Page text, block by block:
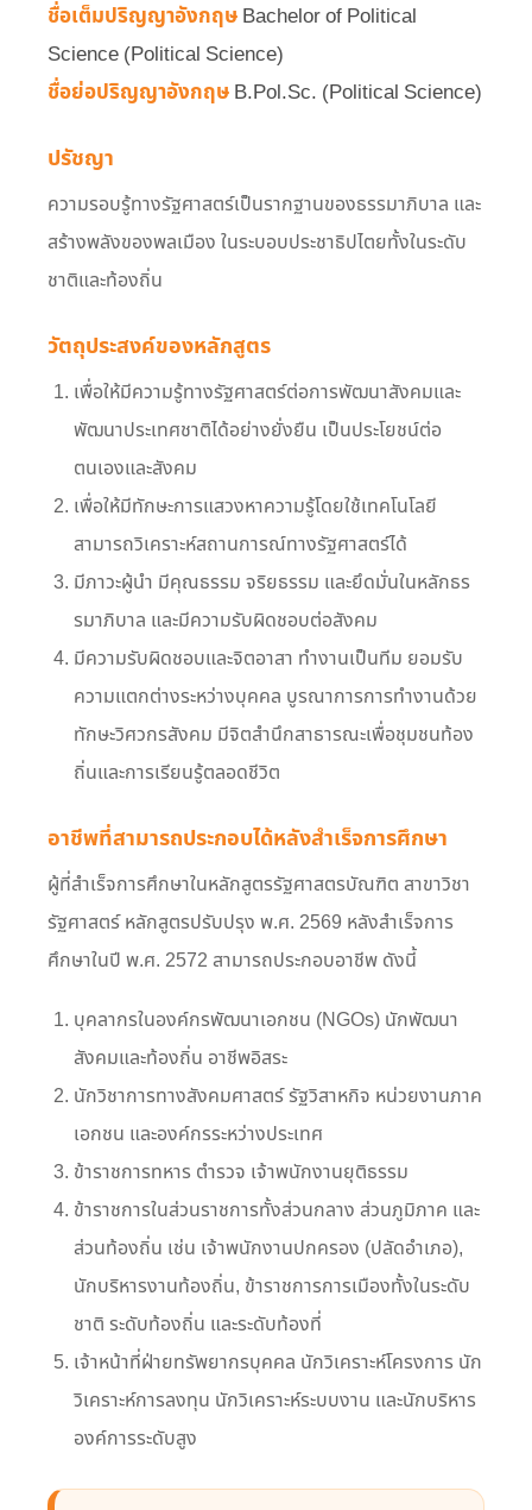
ชื่อเต็มปริญญาอังกฤษBachelor of Political
Science (Political Science)
ชื่อย่อปริญญาอังกฤษB.Pol.Sc. (Political Science)
ปรัชญา
ความรอบรู้ทางรัฐศาสตร์เป็นรากฐานของธรรมาภิบาล และ
สร้างพลังของพลเมือง ในระบอบประชาธิปไตยทั้งในระดับ
ชาติและท้องถิ่น
วัตถุประสงค์ของหลักสูตร
เพื่อให้มีความรู้ทางรัฐศาสตร์ต่อการพัฒนาสังคมและ
พัฒนาประเทศชาติได้อย่างยั่งยืน เป็นประโยชน์ต่อ
ตนเองและสังคม
เพื่อให้มีทักษะการแสวงหาความรู้โดยใช้เทคโนโลยี
สามารถวิเคราะห์สถานการณ์ทางรัฐศาสตร์ได้
มีภาวะผู้นำ มีคุณธรรม จริยธรรม และยึดมั่นในหลักธร
รมาภิบาล และมีความรับผิดชอบต่อสังคม
มีความรับผิดชอบและจิตอาสา ทำงานเป็นทีม ยอมรับ
ความแตกต่างระหว่างบุคคล บูรณาการการทำงานด้วย
ทักษะวิศวกรสังคม มีจิตสำนึกสาธารณะเพื่อชุมชนท้อง
ถิ่นและการเรียนรู้ตลอดชีวิต
อาชีพที่สามารถประกอบได้หลังสำเร็จการศึกษา
ผู้ที่สำเร็จการศึกษาในหลักสูตรรัฐศาสตรบัณฑิต สาขาวิชา
รัฐศาสตร์ หลักสูตรปรับปรุง พ.ศ. 2569 หลังสำเร็จการ
ศึกษาในปี พ.ศ. 2572 สามารถประกอบอาชีพ ดังนี้
บุคลากรในองค์กรพัฒนาเอกชน (NGOs) นักพัฒนา
สังคมและท้องถิ่น อาชีพอิสระ
นักวิชาการทางสังคมศาสตร์ รัฐวิสาหกิจ หน่วยงานภาค
เอกชน และองค์กรระหว่างประเทศ
ข้าราชการทหาร ตำรวจ เจ้าพนักงานยุติธรรม
ข้าราชการในส่วนราชการทั้งส่วนกลาง ส่วนภูมิภาค และ
ส่วนท้องถิ่น เช่น เจ้าพนักงานปกครอง (ปลัดอำเภอ),
นักบริหารงานท้องถิ่น, ข้าราชการการเมืองทั้งในระดับ
ชาติ ระดับท้องถิ่น และระดับท้องที่
เจ้าหน้าที่ฝ่ายทรัพยากรบุคคล นักวิเคราะห์โครงการ นัก
วิเคราะห์การลงทุน นักวิเคราะห์ระบบงาน และนักบริหาร
องค์การระดับสูง